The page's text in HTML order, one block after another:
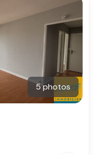
5 photos